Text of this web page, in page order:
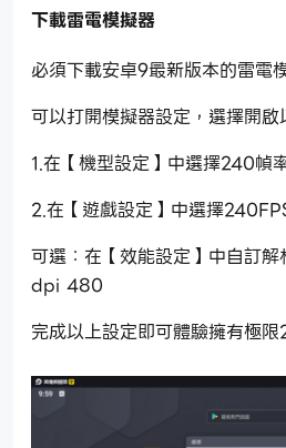
下載雷電模擬器
必須下載安卓9最新版本的雷電
可以打開模擬器設定，選擇開啟
1.在【機型設定】中選擇240幀
2.在【遊戲設定】中選擇
可選：在【效能設定】中自訂
dpi 480
完成以上設定即可體驗擁有極